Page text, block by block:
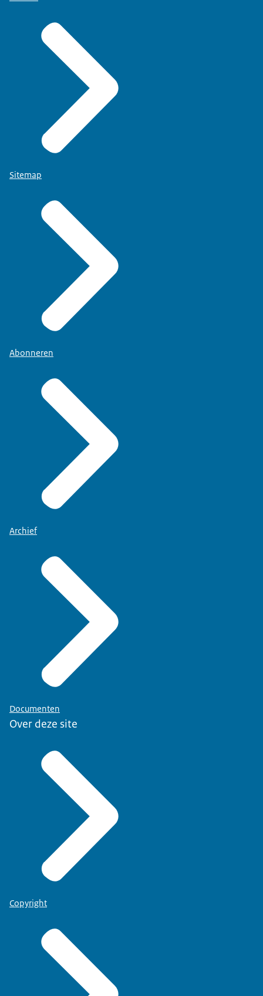
Sitemap
Abonneren
Archief
Documenten
Over deze site
Copyright